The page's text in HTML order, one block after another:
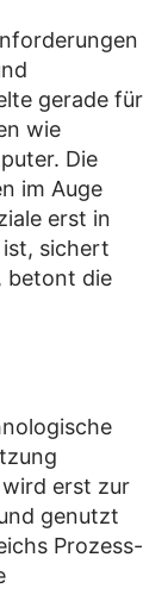
gerade für
wie
Die
im Auge
erst in
ist, sichert
betont die
wird erst zur
genutzt
Prozess-